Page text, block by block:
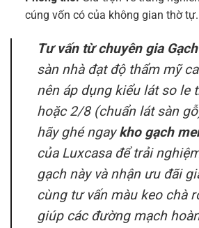
cúng vốn có của không gian thờ tự.
Tư vấn từ chuyên gia
sàn nhà đạt độ thẩm mỹ
nên áp dụng kiểu lát so le
hoặc 2/8 (chuẩn lát sàn
hãy ghé ngaykho gạch
của Luxcasa để trải
gạch này và nhận ưu đãi
cùng tư vấn màu keo chà
giúp các đường mạch